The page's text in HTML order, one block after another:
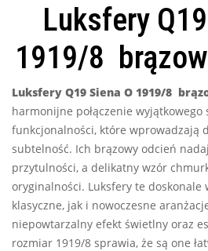
Luksfery
1919/8
Luksfery Q19 Siena O 1919/8
harmonijne połączenie wyjątkowego
funkcjonalności, które wprowadzają
subtelność. Ich brązowy odcień
przytulności, a delikatny wzór
oryginalności. Luksfery te doskonale
klasyczne, jak i nowoczesne
niepowtarzalny efekt świetlny oraz
rozmiar 1919/8 sprawia, że są one